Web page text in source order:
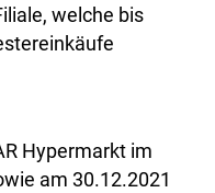
welche bis
Hypermarkt im
am 30.12.2021